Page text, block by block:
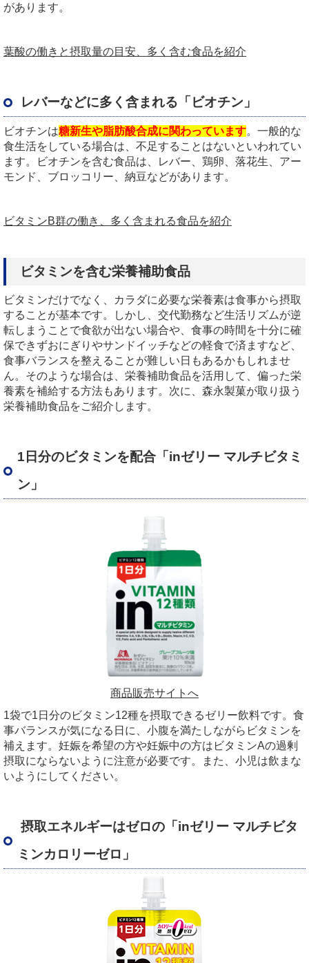
があります。
葉酸の働きと摂取量の目安、多く含む食品を紹介
レバーなどに多く含まれる「ビオチン」
ビオチンは糖新生や脂肪酸合成に関わっています。一般的な
食生活をしている場合は、不足することはないといわれてい
ます。ビオチンを含む食品は、レバー、鶏卵、落花生、アー
モンド、ブロッコリー、納豆などがあります。
ビタミンB群の働き、多く含まれる食品を紹介
ビタミンを含む栄養補助食品
ビタミンだけでなく、カラダに必要な栄養素は食事から摂取
することが基本です。しかし、交代勤務など生活リズムが逆
転しまうことで食欲が出ない場合や、食事の時間を十分に確
保できずおにぎりやサンドイッチなどの軽食で済ますなど、
食事バランスを整えることが難しい日もあるかもしれませ
ん。そのような場合は、栄養補助食品を活用して、偏った栄
養素を補給する方法もあります。次に、森永製菓が取り扱う
栄養補助食品をご紹介します。
1日分のビタミンを配合「inゼリー マルチビタミ
ン」
商品販売サイトへ
1袋で1日分のビタミン12種を摂取できるゼリー飲料です。食
事バランスが気になる日に、小腹を満たしながらビタミンを
補えます。妊娠を希望の方や妊娠中の方はビタミンAの過剰
摂取にならないように注意が必要です。また、小児は飲まな
いようにしてください。
摂取エネルギーはゼロの「inゼリー マルチビタ
ミンカロリーゼロ」